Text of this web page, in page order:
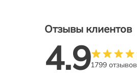
Отзывы клиентов
4.91799 отзывов